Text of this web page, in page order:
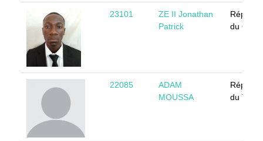
23101
ZE II Jonathan
Patrick
du
22085
ADAM
MOUSSA
du